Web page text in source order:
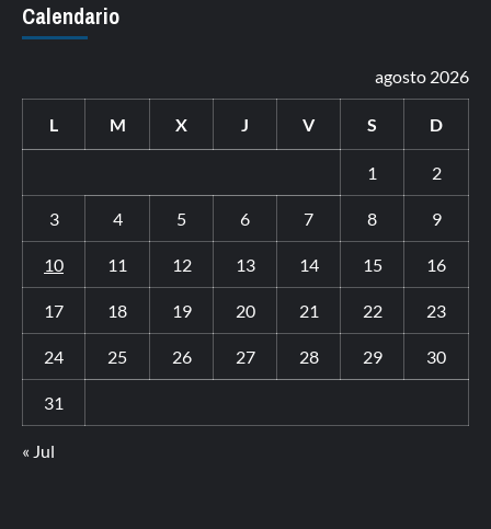
Calendario
agosto 2026
L M X J V S D
1 2
3 4 5 6 7 8 9
10 11 12 13 14 15 16
17 18 19 20 21 22 23
24 25 26 27 28 29 30
31
« Jul